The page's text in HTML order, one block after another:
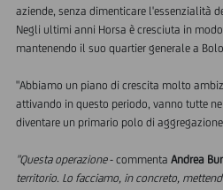
aziende, senza dimenticare l'essenzialità
Negli ultimi anni Horsa è cresciuta in
mantenendo il suo quartier generale a
"Abbiamo un piano di crescita molto
attivando in questo periodo, vanno tutte
diventare un primario polo di
"Questa operazione- commentaAndrea
territorio. Lo facciamo, in concreto,